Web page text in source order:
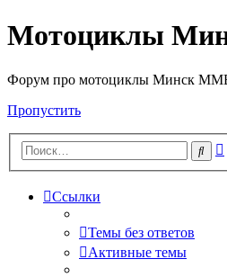
Мотоциклы
Форум про мотоциклы Минск
Пропустить
Ссылки
Темы без ответов
Активные темы